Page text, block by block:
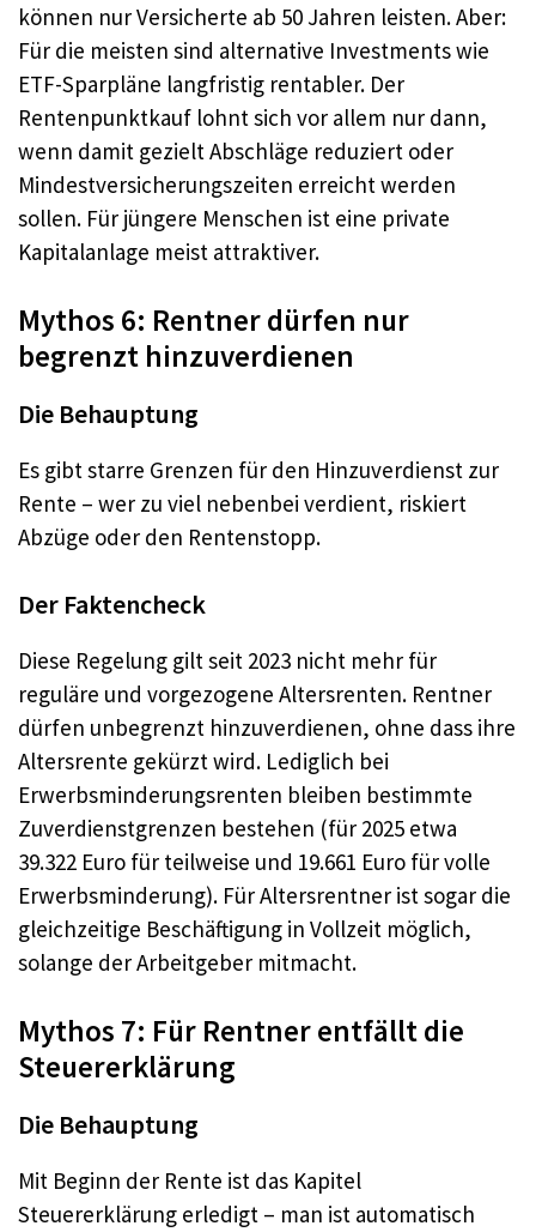
können nur Versicherte ab 50 Jahren leisten. Aber:
Für die meisten sind alternative Investments wie
ETF-Sparpläne langfristig rentabler. Der
Rentenpunktkauf lohnt sich vor allem nur dann,
wenn damit gezielt Abschläge reduziert oder
Mindestversicherungszeiten erreicht werden
sollen. Für jüngere Menschen ist eine private
Kapitalanlage meist attraktiver.
Mythos 6: Rentner dürfen nur
begrenzt hinzuverdienen
Die Behauptung
Es gibt starre Grenzen für den Hinzuverdienst zur
Rente – wer zu viel nebenbei verdient, riskiert
Abzüge oder den Rentenstopp.
Der Faktencheck
Diese Regelung gilt seit 2023 nicht mehr für
reguläre und vorgezogene Altersrenten. Rentner
dürfen unbegrenzt hinzuverdienen, ohne dass ihre
Altersrente gekürzt wird. Lediglich bei
Erwerbsminderungsrenten bleiben bestimmte
Zuverdienstgrenzen bestehen (für 2025 etwa
39.322 Euro für teilweise und 19.661 Euro für volle
Erwerbsminderung). Für Altersrentner ist sogar die
gleichzeitige Beschäftigung in Vollzeit möglich,
solange der Arbeitgeber mitmacht.
Mythos 7: Für Rentner entfällt die
Steuererklärung
Die Behauptung
Mit Beginn der Rente ist das Kapitel
Steuererklärung erledigt – man ist automatisch